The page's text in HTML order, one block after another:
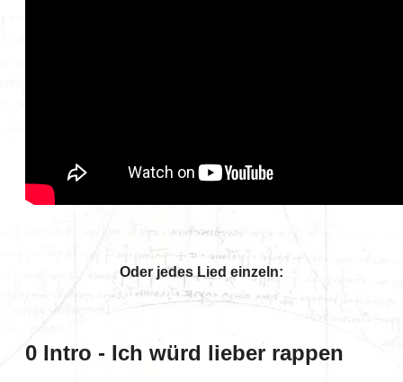
Oder jedes Lied einzeln:
0 Intro - Ich würd lieber rappen